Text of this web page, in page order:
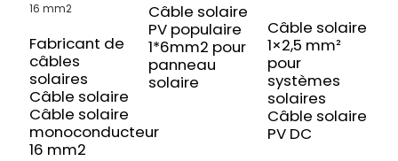
Fabricant de
câbles
solaires
Câble solaire
Câble solaire
monoconducteur
16 mm2
Câble solaire
PV populaire
1*6mm2 pour
panneau
solaire
Câble solaire
1×2,5 mm²
pour
systèmes
solaires
Câble solaire
PV DC